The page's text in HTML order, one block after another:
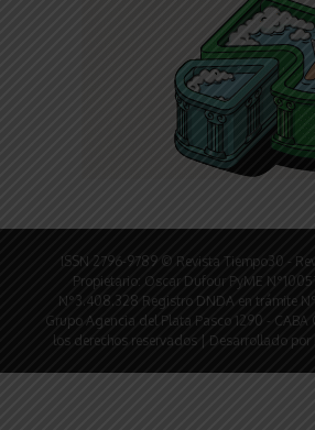
ISSN 2796-9789 © Revista Tiempo30 -
Propietario: Oscar Dufour PyME
N°3.408.328 Registro DNDA en trámite
Grupo Agencia del Plata Pasco 1290 -
los derechos reservados | Desarrollado por